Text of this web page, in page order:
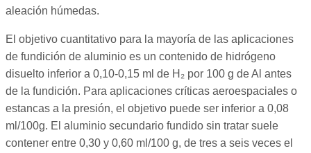
aleación húmedas.
El objetivo cuantitativo para la mayoría de las aplicaciones
de fundición de aluminio es un contenido de hidrógeno
disuelto inferior a 0,10-0,15 ml de H₂ por 100 g de Al antes
de la fundición. Para aplicaciones críticas aeroespaciales o
estancas a la presión, el objetivo puede ser inferior a 0,08
ml/100g. El aluminio secundario fundido sin tratar suele
contener entre 0,30 y 0,60 ml/100 g, de tres a seis veces el